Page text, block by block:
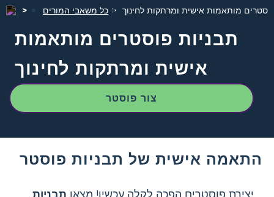
כל משאבי המורים מותאמות אישית ומרתקות לחינוך
תבניות פוסטרים מותאמות
אישית ומרתקות לחינוך
צור פוסטר
התאמה אישית של תבניות פוסטר